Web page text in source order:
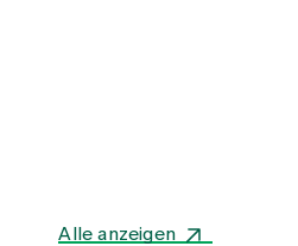
Alle anzeigen